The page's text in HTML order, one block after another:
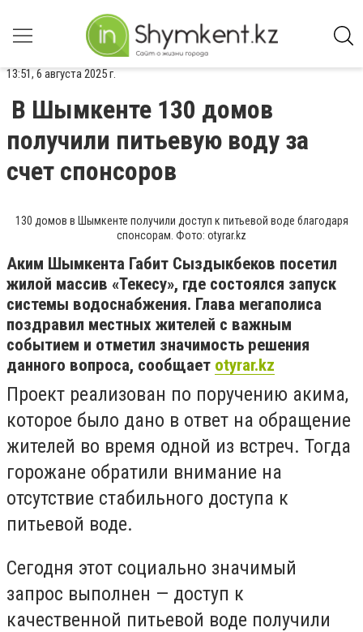
13:51, 6 августа 2025 г.
В Шымкенте 130 домов
получили питьевую воду за
счет спонсоров
130 домов в Шымкенте получили доступ к питьевой воде благодаря
спонсорам. Фото: otyrar.kz
Аким Шымкента Габит Сыздыкбеков посетил
жилой массив «Текесу», где состоялся запуск
системы водоснабжения. Глава мегаполиса
поздравил местных жителей с важным
событием и отметил значимость решения
данного вопроса, сообщает otyrar.kz
Проект реализован по поручению акима,
которое было дано в ответ на обращение
жителей во время одной из встреч. Тогда
горожане обратили внимание на
отсутствие стабильного доступа к
питьевой воде.
Сегодня этот социально значимый
запрос выполнен — доступ к
качественной питьевой воде получили